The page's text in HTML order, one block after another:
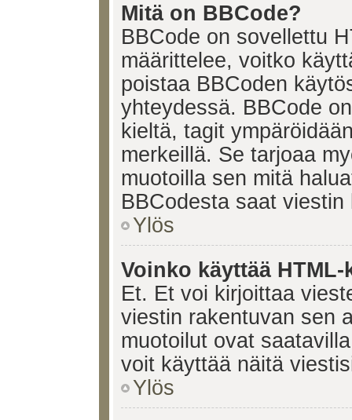
Mitä on BBCode?
BBCode on sovellettu
määrittelee, voitko
poistaa BBCoden
yhteydessä. BBCode
kieltä, tagit
merkeillä. Se tarjoaa
muotoilla sen mitä
BBCodesta saat
Ylös
Voinko käyttää
Et. Et voi kirjoittaa
viestin rakentuvan sen
muotoilut ovat
voit käyttää näitä
Ylös